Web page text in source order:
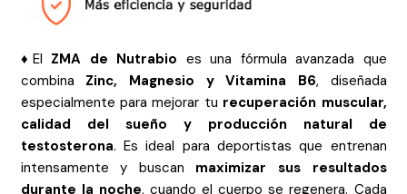
♦️ El ZMA de Nutrabio es una fórmula avanzada que
combina Zinc, Magnesio y Vitamina B6, diseñada
especialmente para mejorar tu recuperación muscular,
calidad del sueño y producción natural de
testosterona. Es ideal para deportistas que entrenan
intensamente y buscan maximizar sus resultados
durante la noche, cuando el cuerpo se regenera. Cada